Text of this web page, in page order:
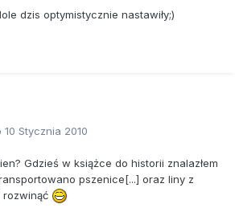
dzis optymistycznie nastawiły;)
10 Stycznia 2010
Gdzieś w książce do historii znalazłem
pszenice[...] oraz liny z
rozwinąć